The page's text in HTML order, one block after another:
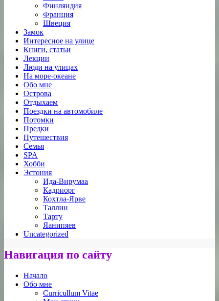
Финляндия
Франция
Швеция
Замок
Интересное на улице
Книги, статьи
Лекции
Люди на улицах
На море-океане
Обо мне
Острова
Отдыхаем
Поездки на автомобиле
Потомки
Предки
Путешествия
Семья
SPA
Хобби
Эстония
Ида-Вирумаа
Кадриорг
Кохтла-Ярве
Таллин
Тарту
Яанипяев
Uncategorized
Навигация по сайту
Начало
Обо мне
Curricullum Vitae